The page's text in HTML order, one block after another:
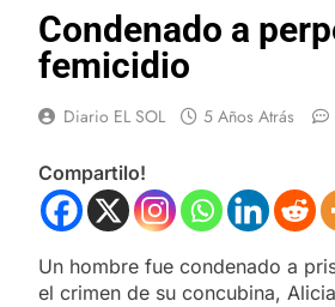
Condenado a
femicidio
Diario EL SOL 5 Años Atrás
Compartilo!
Un hombre fue condenado a
el crimen de su concubina,